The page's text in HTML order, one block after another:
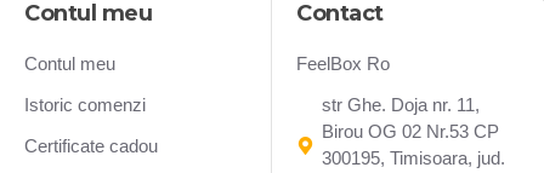
Contul meu
Contul meu
Istoric comenzi
Certificate cadou
Contact
FeelBox Ro
str Ghe. Doja nr. 11,
Birou OG 02 Nr.53 CP
300195, Timisoara, jud.